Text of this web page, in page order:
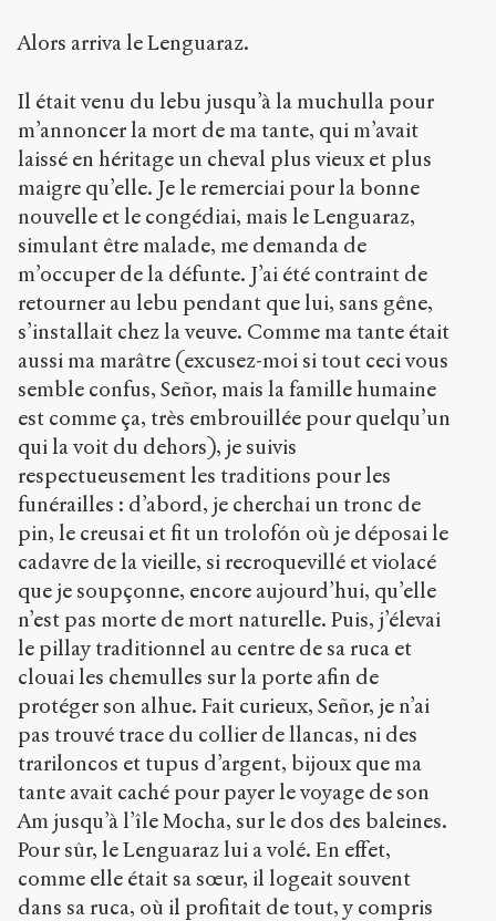
Alors arriva le Lenguaraz.
Il était venu du lebu jusqu’à la muchulla pour
m’annoncer la mort de ma tante, qui m’avait
laissé en héritage un cheval plus vieux et plus
maigre qu’elle. Je le remerciai pour la bonne
nouvelle et le congédiai, mais le Lenguaraz,
simulant être malade, me demanda de
m’occuper de la défunte. J’ai été contraint de
retourner au lebu pendant que lui, sans gêne,
s’installait chez la veuve. Comme ma tante était
aussi ma marâtre (excusez-moi si tout ceci vous
semble confus, Señor, mais la famille humaine
est comme ça, très embrouillée pour quelqu’un
qui la voit du dehors), je suivis
respectueusement les traditions pour les
funérailles : d’abord, je cherchai un tronc de
pin, le creusai et fit un trolofón où je déposai le
cadavre de la vieille, si recroquevillé et violacé
que je soupçonne, encore aujourd’hui, qu’elle
n’est pas morte de mort naturelle. Puis, j’élevai
le pillay traditionnel au centre de sa ruca et
clouai les chemulles sur la porte afin de
protéger son alhue. Fait curieux, Señor, je n’ai
pas trouvé trace du collier de llancas, ni des
trariloncos et tupus d’argent, bijoux que ma
tante avait caché pour payer le voyage de son
Am jusqu’à l’île Mocha, sur le dos des baleines.
Pour sûr, le Lenguaraz lui a volé. En effet,
comme elle était sa sœur, il logeait souvent
dans sa ruca, où il profitait de tout, y compris